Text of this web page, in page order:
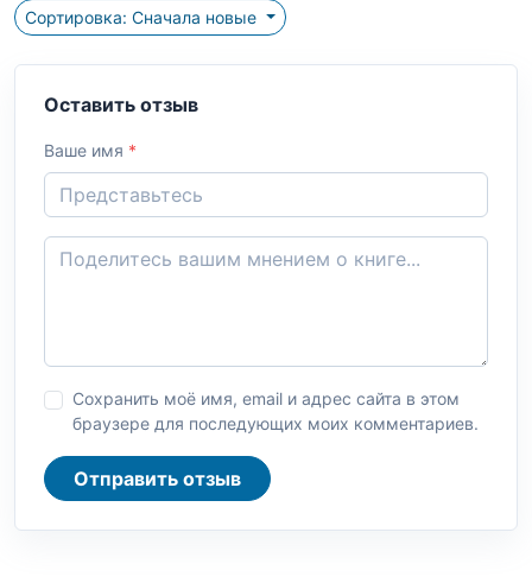
Сортировка: Сначала новые
Оставить отзыв
Ваше имя *
Сохранить моё имя, email и адрес сайта в этом
браузере для последующих моих комментариев.
Отправить отзыв